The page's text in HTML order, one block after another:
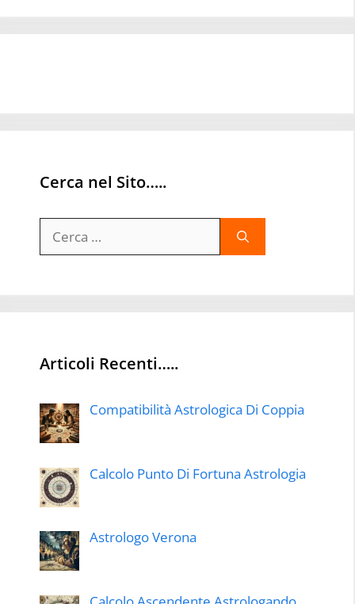
Cerca nel Sito…..
per:
Articoli Recenti…..
Compatibilità Astrologica Di Coppia
Calcolo Punto Di Fortuna Astrologia
Astrologo Verona